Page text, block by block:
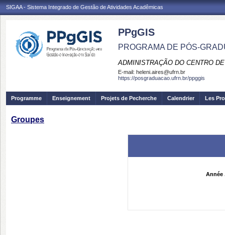
SIGAA - Sistema Integrado de Gestão de Atividades Acadêmicas
PPgGIS
PROGRAMA DE PÓS-
ADMINISTRAÇÃO DO CENTRO
E-mail: heleni.aires@ufrn.br
https://posgraduacao.ufrn.br/ppggis
Programme Enseignement Projets de Pecherche Calendrier Les
Groupes
Année